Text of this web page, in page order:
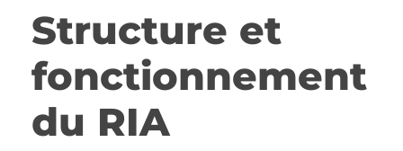
Structure et
fonctionnement
du RIA